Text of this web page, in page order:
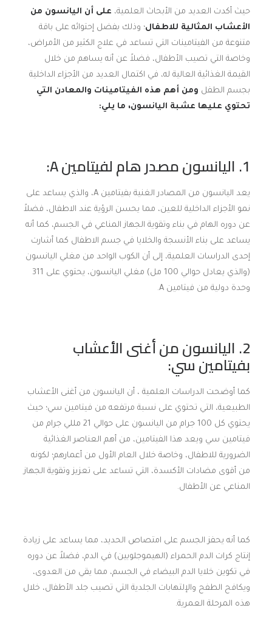
حيث أكدت العديد من الأبحاث العلمية، على أن اليانسون من
الأعشاب المثالية للاطفال؛ وذلك بفضل إحتوائه على باقة
متنوعة من الفيتامينات التي تساعد في علاج الكثير من الأمراض،
وخاصة التي تصيب الأطفال، فضلاً عن أنه يساهم من خلال
القيمة الغذائية العالية له، في اكتمال العديد من الأجزاء الداخلية
بجسم الطفل ومن أهم هذه الفيتامينات والمعادن التي
تحتوي عليها عشبة اليانسون، ما يلي:
1. اليانسون مصدر هام لفيتامين A
:
يعد اليانسون من المصادر الغنية بفيتامين A، والذي يساعد على
نمو الأجزاء الداخلية للعين، مما يحسن الرؤية عند الاطفال، فضلاً
عن دوره الهام في بناء وتقوية الجهاز المناعي في الجسم، كما أنه
يساعد على بناء الأنسجة والخلايا في جسم الاطفال كما أشارت
إحدى الدراسات العلمية، إلى أن الكوب الواحد من مغلي اليانسون
(والذي يعادل حوالي 100 مل) مغلي اليانسون، يحتوي على 311
وحدة دولية من فيتامين A.
2. اليانسون من أغنى الأعشاب
بفيتامين سي:
كما أوضحت الدراسات العلمية ، أن اليانسون من أغنى الأعشاب
الطبيعية، التي تحتوي على نسبة مرتفعه من فيتامين سي؛ حيث
يحتوي كل 100 جرام من اليانسون على حوالي 21 مللي جرام من
فيتامين سي ويعد هذا الفيتامين، من أهم العناصر الغذائية
الضرورية للاطفال، وخاصة خلال العام الأول من أعمارهم؛ لكونه
من أقوى مضادات الأكسدة، التي تساعد على تعزيز وتقوية الجهاز
المناعي عن الأطفال.
كما أنه يحفز الجسم على امتصاص الحديد، مما يساعد على زيادة
إنتاج كرات الدم الحمراء (الهيموجلوبين) في الدم، فضلاً عن دوره
في تكوين خلايا الدم البيضاء في الجسم، مما يقي من العدوى،
ويكافح الطفح والإلتهابات الجلدية التي تصيب جلد الأطفال، خلال
هذه المرحلة العمرية.